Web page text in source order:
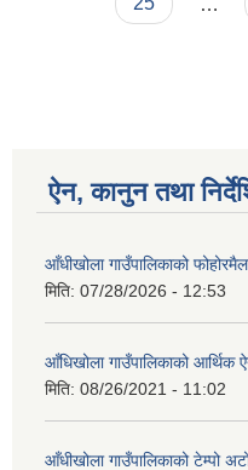
ऐन, कानुन तथा
आँधीखोला गाउँपालिकाको
मिति: 07/28/2026 - 12:53
आँधिखोला गाउँपालिकाको आर्थिक
मिति: 08/26/2021 - 11:02
आँधीखोला गाउँपालिकाको टेम्पो